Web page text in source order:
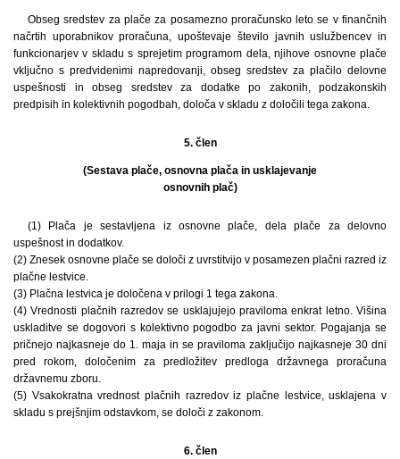
Obseg sredstev za plače za posamezno proračunsko leto se v finančnih
načrtih uporabnikov proračuna, upoštevaje število javnih uslužbencev in
funkcionarjev v skladu s sprejetim programom dela, njihove osnovne plače
vključno s predvidenimi napredovanji, obseg sredstev za plačilo delovne
uspešnosti in obseg sredstev za dodatke po zakonih, podzakonskih
predpisih in kolektivnih pogodbah, določa v skladu z določili tega zakona.
5. člen
(Sestava plače, osnovna plača in usklajevanje
osnovnih plač)
(1) Plača je sestavljena iz osnovne plače, dela plače za delovno
uspešnost in dodatkov.
(2) Znesek osnovne plače se določi z uvrstitvijo v posamezen plačni razred iz
plačne lestvice.
(3) Plačna lestvica je določena v prilogi 1 tega zakona.
(4) Vrednosti plačnih razredov se usklajujejo praviloma enkrat letno. Višina
uskladitve se dogovori s kolektivno pogodbo za javni sektor. Pogajanja se
pričnejo najkasneje do 1. maja in se praviloma zaključijo najkasneje 30 dni
pred rokom, določenim za predložitev predloga državnega proračuna
državnemu zboru.
(5) Vsakokratna vrednost plačnih razredov iz plačne lestvice, usklajena v
skladu s prejšnjim odstavkom, se določi z zakonom.
6. člen